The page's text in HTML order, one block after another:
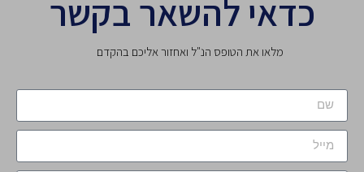
כדאי להשאר בקשר
מלאו את הטופס הנ"ל ואחזור אליכם בהקדם